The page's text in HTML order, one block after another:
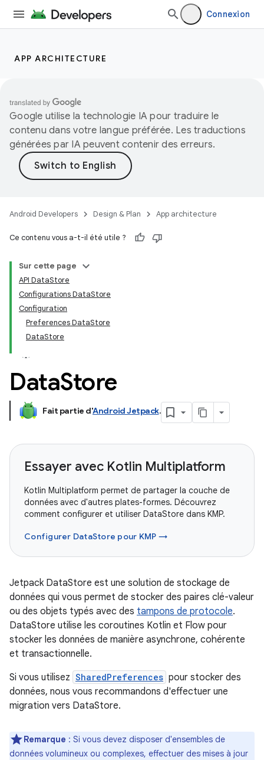
Connexion
APP ARCHITECTURE
Google utilise la technologie IA pour traduire le
contenu dans votre langue préférée. Les traductions
générées par IA peuvent contenir des erreurs.
Android Developers Design & Plan App architecture
Ce contenu vous a-t-il été utile ?
Sur cette page
API DataStore
Configurations DataStore
Configuration
Preferences DataStore
DataStore
DataStore
Fait partie d'Android Jetpack.
Essayer avec Kotlin Multiplatform
Kotlin Multiplatform permet de partager la couche de
données avec d'autres plates-formes. Découvrez
comment configurer et utiliser DataStore dans KMP.
Configurer DataStore pour KMP →
Jetpack DataStore est une solution de stockage de
données qui vous permet de stocker des paires clé-valeur
ou des objets typés avec des tampons de protocole.
DataStore utilise les coroutines Kotlin et Flow pour
stocker les données de manière asynchrone, cohérente
et transactionnelle.
Si vous utilisez SharedPreferences pour stocker des
données, nous vous recommandons d'effectuer une
migration vers DataStore.
Remarque : Si vous devez disposer d'ensembles de
données volumineux ou complexes, effectuer des mises à jour